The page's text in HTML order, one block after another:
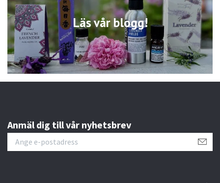
Läs vår blogg!
Anmäl dig till vår nyhetsbrev